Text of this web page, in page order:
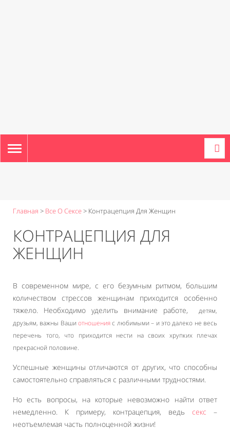
TOGGLE
NAVIGATION
Главная > Все О Сексе> Контрацепция Для Женщин
КОНТРАЦЕПЦИЯ ДЛЯ
ЖЕНЩИН
В современном мире, с его безумным ритмом, большим
количеством стрессов женщинам приходится особенно
тяжело. Необходимо уделить внимание работе,
детям,
друзьям, важны Вашиотношенияс любимыми – и это далеко не весь
перечень того, что приходится нести на своих хрупких плечах
прекрасной половине.
Успешные женщины отличаются от других, что способны
самостоятельно справляться с различными трудностями.
Но есть вопросы, на которые невозможно найти ответ
немедленно. К примеру, контрацепция, ведь секс –
неотъемлемая часть полноценной жизни!